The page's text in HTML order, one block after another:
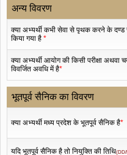
अन्य विवरण
क्या अभ्यर्थी कभी सेवा से पृथक करने के दण्ड
किया गया है *
क्या अभ्यर्थी आयोग की किसी परीक्षा अथवा
विवर्जित अवधि में है*
भूतपूर्व सैनिक का विवरण
क्या अभ्यर्थी मध्य प्रदेश के भूतपूर्व सैनिक है*
यदि भूतपूर्व सैनिक है तो नियुक्ति की तिथि(DD/